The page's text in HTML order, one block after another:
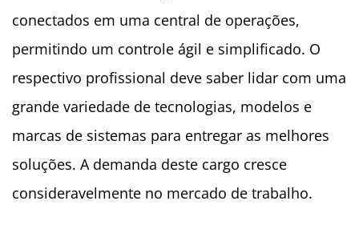
conectados em uma central de operações,
permitindo um controle ágil e simplificado. O
respectivo profissional deve saber lidar com uma
grande variedade de tecnologias, modelos e
marcas de sistemas para entregar as melhores
soluções. A demanda deste cargo cresce
consideravelmente no mercado de trabalho.